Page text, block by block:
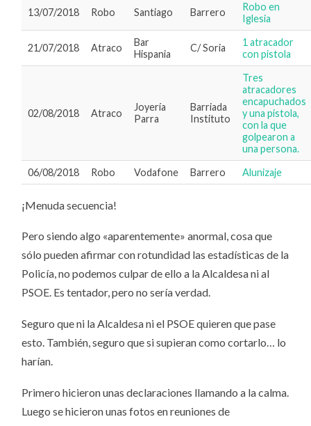
13/07/2018 Robo Santiago Barrero
Robo en
Iglesia
21/07/2018 Atraco
Bar
Hispania
C/ Soria
1 atracador
con pistola
02/08/2018 Atraco
Joyería
Parra
Barriada
Instituto
Tres
atracadores
encapuchados
y una pistola,
con la que
golpearon a
una persona.
06/08/2018
Robo Vodafone Barrero Alunizaje
¡Menuda secuencia!
Pero siendo algo «aparentemente» anormal, cosa que
sólo pueden afirmar con rotundidad las estadísticas de la
Policía, no podemos culpar de ello a la Alcaldesa ni al
PSOE. Es tentador, pero no sería verdad.
Seguro que ni la Alcaldesa ni el PSOE quieren que pase
esto. También, seguro que si supieran como cortarlo… lo
harían.
Primero hicieron unas declaraciones llamando a la calma.
Luego se hicieron unas fotos en reuniones de